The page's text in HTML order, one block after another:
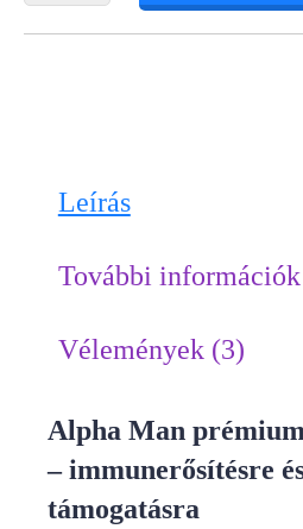
Leírás
További információk
Vélemények (3)
Alpha Man
– immunerősítésre
támogatásra